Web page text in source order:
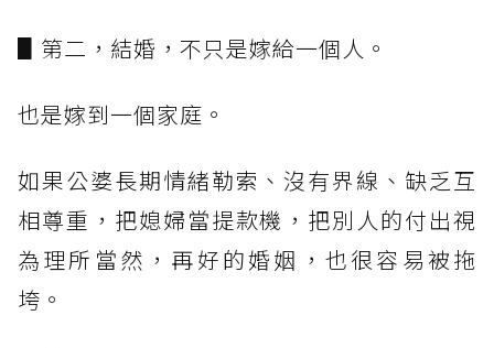
▋第二，結婚，不只是嫁給一個人。
也是嫁到一個家庭。
如果公婆長期情緒勒索、沒有界線、缺乏互
相尊重，把媳婦當提款機，把別人的付出視
為理所當然，再好的婚姻，也很容易被拖
垮。